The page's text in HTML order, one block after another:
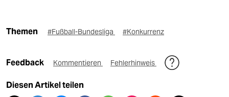
Themen #Fußball-Bundesliga #Konkurrenz
Feedback Kommentieren Fehlerhinweis
Diesen Artikel teilen